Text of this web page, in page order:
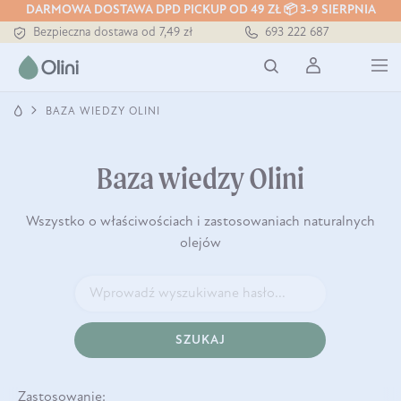
DARMOWA DOSTAWA DPD PICKUP OD 49 ZŁ 📦 3-9 SIERPNIA
Bezpieczna dostawa od 7,49 zł
Darmowa dostawa od 199 zł
Tłoczony zawsze na zimno
693 222 687
BAZA WIEDZY OLINI
Baza wiedzy Olini
Wszystko o właściwościach i zastosowaniach naturalnych
olejów
SZUKAJ
Zastosowanie: